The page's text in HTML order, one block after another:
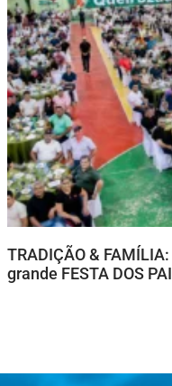
TRADIÇÃO &
grande FESTA DOS